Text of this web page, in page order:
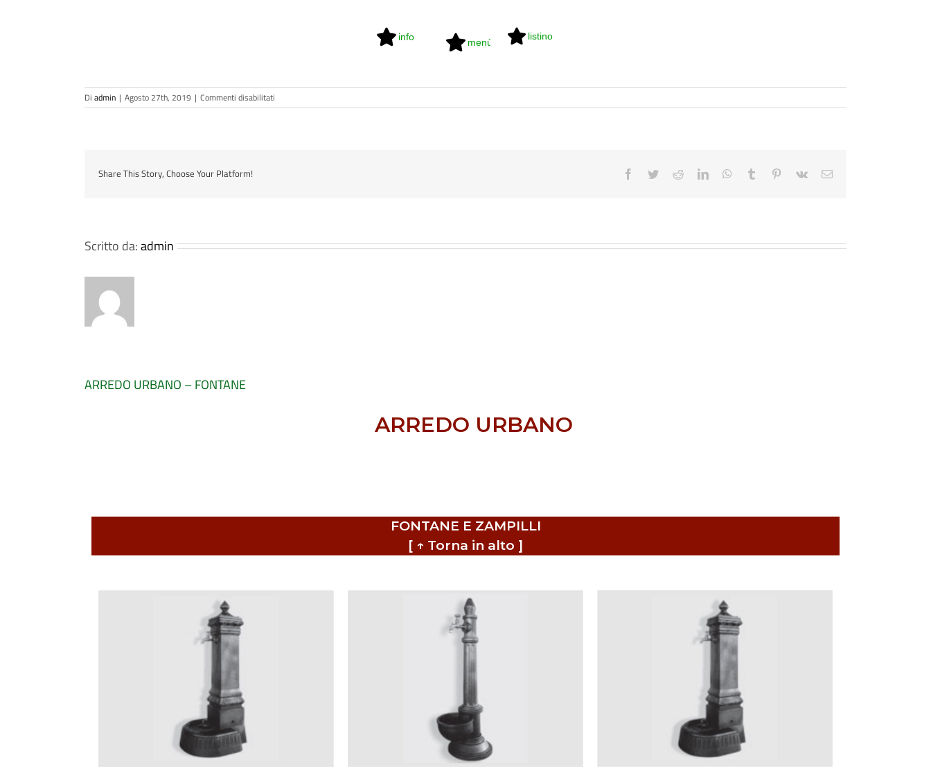
info menù
listino
Di admin | Agosto 27th, 2019 | Commenti disabilitati
Share This Story, Choose Your Platform!
Scritto da:admin
ARREDO URBANO – FONTANE
ARREDO URBANO
FONTANE E ZAMPILLI
[ ↑ Torna in alto ]